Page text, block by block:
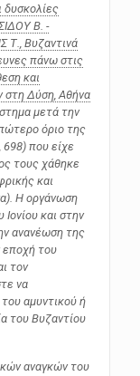
B. -
Τ.,Βυζαντινά
πάνω στις
και
στη Δύση, Αθήνα
μετά την
όριο της
που είχε
τους χάθηκε
και
Η οργάνωση
και στην
ανανέωση της
εποχή του
τον
να
αμυντικού ή
του Βυζαντίου
αναγκών του